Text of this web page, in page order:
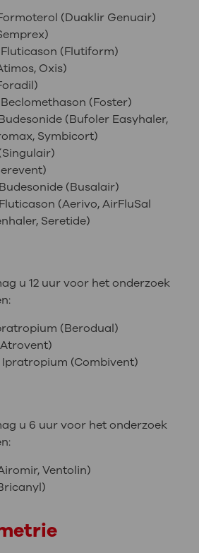
(Duaklir Genuair)
(Flutiform)
Oxis)
(Foster)
(Bufoler Easyhaler,
Symbicort)
(Busalair)
(Aerivo, AirFluSal
Seretide)
u 12 uur voor het onderzoek
(Berodual)
(Combivent)
u 6 uur voor het onderzoek
Ventolin)